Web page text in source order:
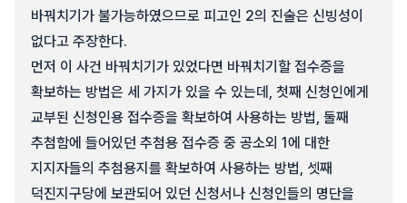
바꿔치기가 불가능하였으므로 피고인 2의 진술은 신빙성이
없다고 주장한다.
먼저 이 사건 바꿔치기가 있었다면 바꿔치기할 접수증을
확보하는 방법은 세 가지가 있을 수 있는데, 첫째 신청인에게
교부된 신청인용 접수증을 확보하여 사용하는 방법, 둘째
추첨함에 들어있던 추첨용 접수증 중 공소외 1에 대한
지지자들의 추첨용지를 확보하여 사용하는 방법, 셋째
덕진지구당에 보관되어 있던 신청서나 신청인들의 명단을